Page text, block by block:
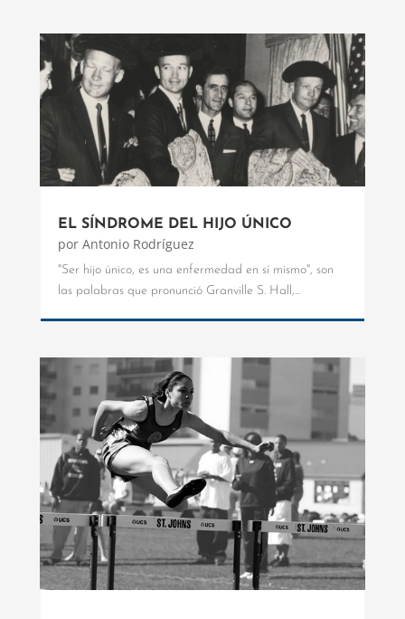
EL SÍNDROME DEL HIJO ÚNICO
por Antonio Rodríguez
"Ser hijo único, es una enfermedad en sí mismo", son
las palabras que pronunció Granville S. Hall,...